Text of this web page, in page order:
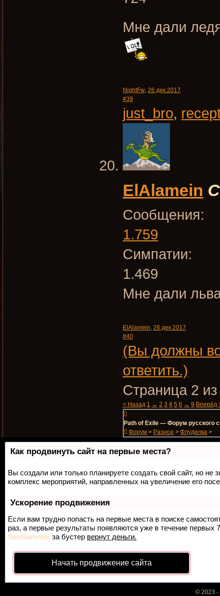
Мне дали
NightFw, 26 дек 2017
#39
just_bro,
ElAlamein
Сообщения:
1.759
Симпатии:
1.469
Мне дали
ElAlamein, 26 дек 2017
#40
(Вы должны
ответить.)
Страница 2
< Назад 1 ← 2 3 4 5 6 → 9 Вперёд
Path of Exile — Форум русского
Форум > Разное > Флудилка >
Как продвинуть сайт на первые места?
Вы создали или только планируете создать свой сайт, но не
комплекс мероприятий, направленных на увеличение его
Ускорение продвижения
Если вам трудно попасть на первые места в поиске
раз, а первые результаты появляются уже в течение первых
SeoHammer за бустер вернут деньги.
Начать продвижение сайта
© 2023 -